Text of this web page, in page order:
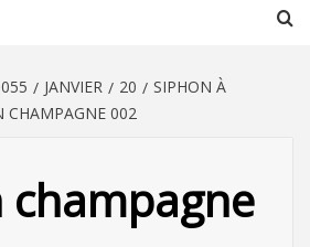
JANVIER 20
SIPHON À
CHAMPAGNE 002
champagne